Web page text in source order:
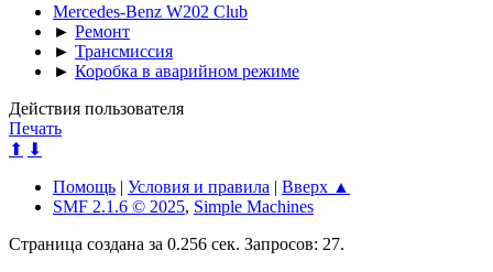
Mercedes-Benz W202 Club
► Ремонт
► Трансмиссия
► Коробка в аварийном режиме
Действия пользователя
Печать
⬆ ⬇
Помощь | Условия и правила | Вверх ▲
SMF 2.1.6 © 2025, Simple Machines
Страница создана за 0.256 сек. Запросов: 27.